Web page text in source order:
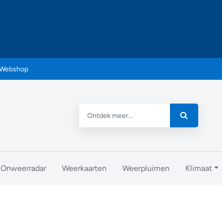
Onweerradar Weerkaarten Weerpluimen Klimaat